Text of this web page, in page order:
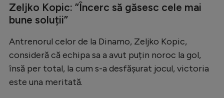
Clasamente
Tenis
Handbal
Zeljko Kopic: ”Încerc să găsesc cele mai
bune soluții”
Antrenorul celor de la Dinamo, Zeljko Kopic,
consideră că echipa sa a avut puțin noroc la gol,
însă per total, la cum s-a desfășurat jocul, victoria
este una meritată.